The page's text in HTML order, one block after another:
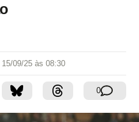
15/09/25 às 08:30
0